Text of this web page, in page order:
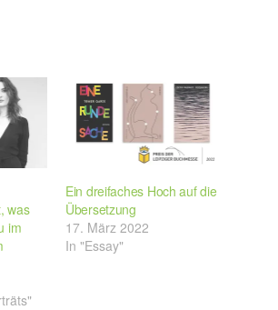
was
im
Ein dreifaches Hoch auf die
Übersetzung
17. März 2022
In "Essay"